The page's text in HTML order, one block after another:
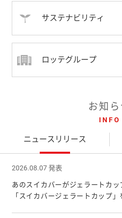
サステナビリティ
ロッテグループ
お知ら
INFO
ニュースリリース
2026.08.07 発表
あのスイカバーがジェラートカッ
「スイカバージェラートカップ